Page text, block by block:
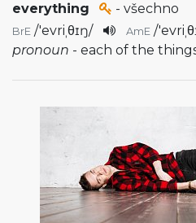
everything - všechno
BrE /'evriˌθɪŋ/ AmE /
pronoun - each of the